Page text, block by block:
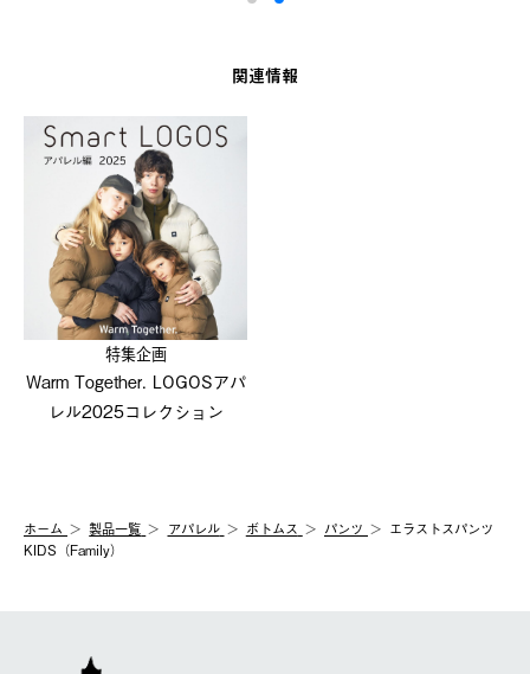
関連情報
特集企画
Warm Together. LOGOSアパ
レル2025コレクション
ホーム 製品⼀覧 アパレル ボトムス パンツ
エラストスパンツ
KIDS（Family）